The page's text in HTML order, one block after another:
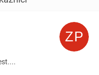
je 5 z 5 hviezdičiek.
ZP